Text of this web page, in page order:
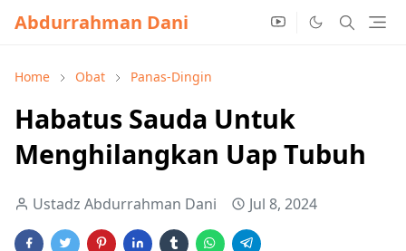
Abdurrahman Dani
Home Obat Panas-Dingin
Habatus Sauda Untuk
Menghilangkan Uap Tubuh
Ustadz Abdurrahman Dani Jul 8, 2024